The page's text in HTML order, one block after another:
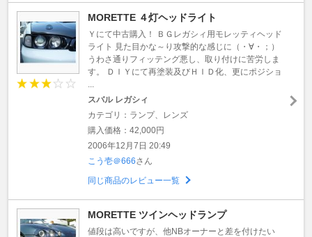
MORETTE ４灯ヘッドライト
Ｙにて中古購入！ ＢＧレガシィ用モレッティヘッド
ライト 見た目かな～り攻撃的な感じに（・∀・；）
うわさ通りフィッテング悪し、取り付けに苦労しま
す。 ＤＩＹにて再塗装及びＨＩＤ化、更にポジショ
スバル レガシィ
カテゴリ：ランプ、レンズ
購入価格：42,000円
2006年12月7日 20:49
こう壱＠666さん
同じ商品のレビュー一覧
MORETTE ツインヘッドランプ
値段は高いですが、他NBオーナーと差を付けたい